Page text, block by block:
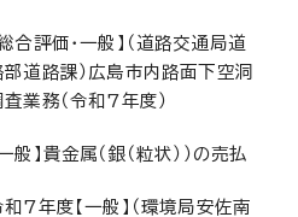
総合評価・一般】（道路交通局道
部道路課）広島市内路面下空洞
査業務（令和7年度）
一般】貴金属（銀（粒状））の売払
和7年度【一般】（環境局安佐南